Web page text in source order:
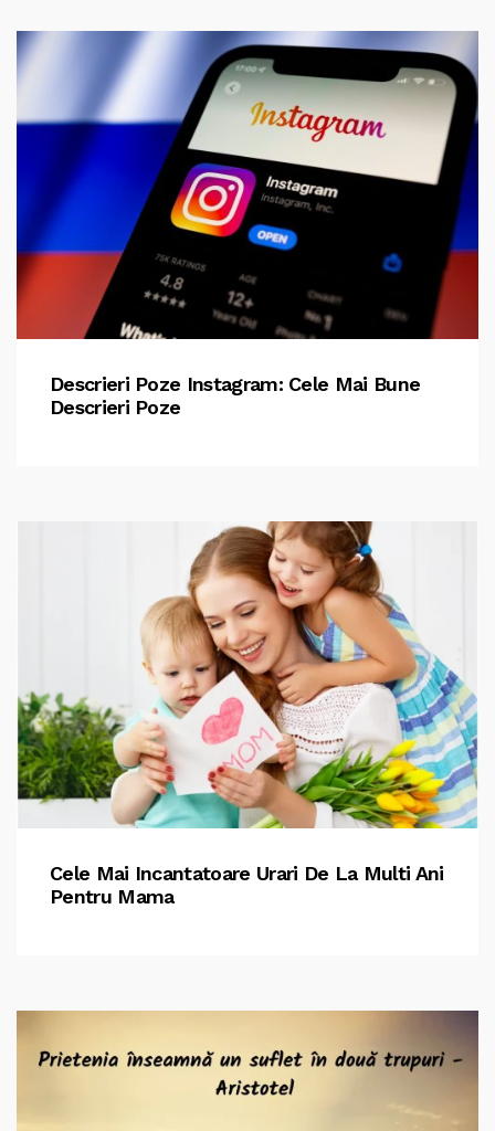
Descrieri Poze Instagram: Cele Mai Bune
Descrieri Poze
Cele Mai Incantatoare Urari De La Multi Ani
Pentru Mama